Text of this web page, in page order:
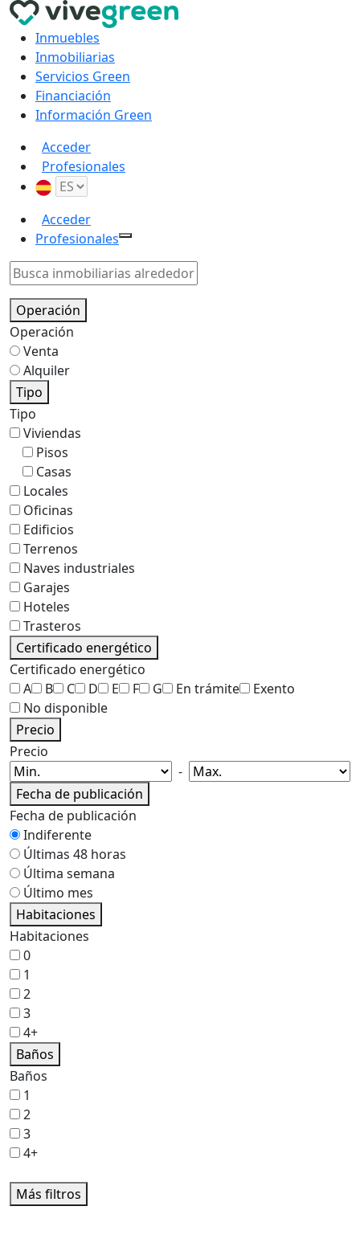
Inmuebles
Inmobiliarias
Servicios Green
Financiación
Información Green
Acceder
Profesionales
Acceder
Profesionales
Operación
Operación
Venta
Alquiler
Tipo
Tipo
Viviendas
Pisos
Casas
Locales
Oficinas
Edificios
Terrenos
Naves industriales
Garajes
Hoteles
Trasteros
Certificado energético
Certificado energético
A
B C D E F G En trámite
Exento
No disponible
Precio
Precio
-
Fecha de publicación
Fecha de publicación
Indiferente
Últimas 48 horas
Última semana
Último mes
Habitaciones
Habitaciones
0
1
2
3
4+
Baños
Baños
1
2
3
4+
Más filtros